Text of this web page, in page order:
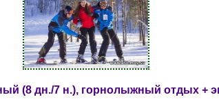
(8 дн./7 н.), горнолыжный отдых +